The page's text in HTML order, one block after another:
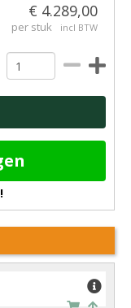
€ 4.289,00
per stuk incl BTW